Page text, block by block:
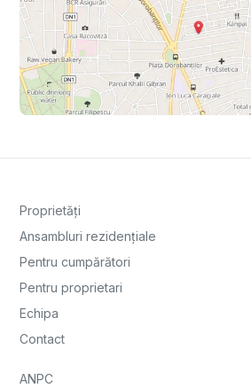
Proprietăți
Ansambluri rezidențiale
Pentru cumpărători
Pentru proprietari
Echipa
Contact
ANPC